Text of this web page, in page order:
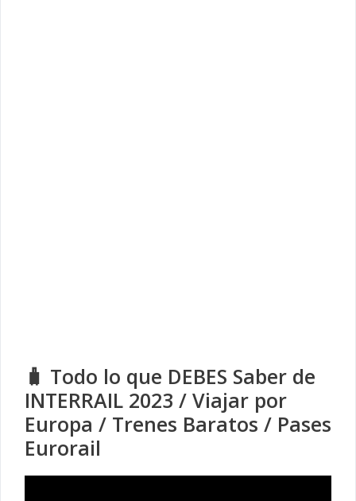
🧳 Todo lo que DEBES Saber de
INTERRAIL 2023 / Viajar por
Europa / Trenes Baratos / Pases
Eurorail